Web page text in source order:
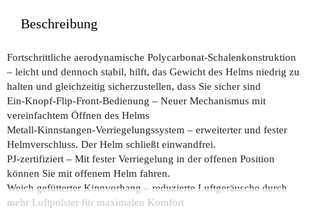
Beschreibung
Fortschrittliche aerodynamische Polycarbonat-Schalenkonstruktion
– leicht und dennoch stabil, hilft, das Gewicht des Helms niedrig zu
halten und gleichzeitig sicherzustellen, dass Sie sicher sind
Ein-Knopf-Flip-Front-Bedienung – Neuer Mechanismus mit
vereinfachtem Öffnen des Helms
Metall-Kinnstangen-Verriegelungssystem – erweiterter und fester
Helmverschluss. Der Helm schließt einwandfrei.
PJ-zertifiziert – Mit fester Verriegelung in der offenen Position
können Sie mit offenem Helm fahren.
Weich gefütterter Kinnvorhang – reduzierte Luftgeräusche durch
mehr Luftpolster für maximalen Komfort